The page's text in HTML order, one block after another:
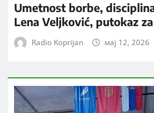
Umetnost borbe,
Lena Veljković, putokaz
Radio Koprijan мај 12, 2026